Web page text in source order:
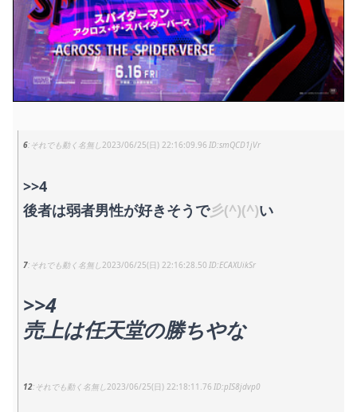
6 それでも動く名無し2023/06/25(日) 22:16:09.96 smQCD1jVr
>>4
後者は弱者男性が好きそうで彡(^)(^)い
7 それでも動く名無し2023/06/25(日) 22:16:28.50 ECAXUikSr
>>4
売上は任天堂の勝ちやな
12 それでも動く名無し2023/06/25(日) 22:18:11.76 pIS8jdvp0